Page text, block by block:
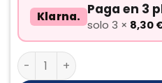
Klarna. Paga en 3
solo 3 × 8,30
Venusaur Peluche cantidad